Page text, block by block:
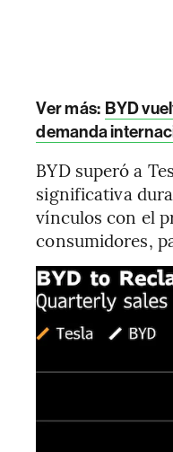
Ver más: BYD
demanda
BYD superó a
significativa
vínculos con el
consumidores,